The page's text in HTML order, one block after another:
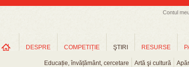
Contul
DESPRE COMPETIȚIE ŞTIRI
Educație, învățământ, cercetare Artă şi cultură
RESURSE